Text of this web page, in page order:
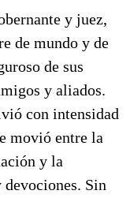
y juez,
de mundo y de
de sus
y aliados.
con intensidad
movió entre la
y la
Sin